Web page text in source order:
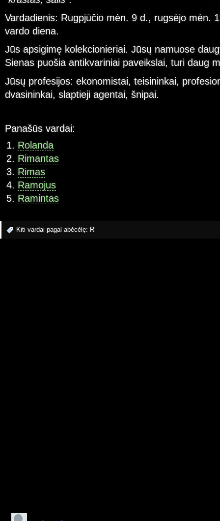
Vardadienis: Rugpjūčio mėn. 9 d., rugsėjo mėn.
vardo diena.
Jūs apsigimę kolekcionieriai. Jūsų namuose
Sienas puošia antikvariniai paveikslai, turi daug
Jūsų profesijos: ekonomistai, teisininkai,
dvasininkai, slaptieji agentai, šnipai.
Panašūs vardai:
Rolanda
Rimantas
Rimas
Ramojus
Ramintas
Kiti vardai pagal abėcėlę: R